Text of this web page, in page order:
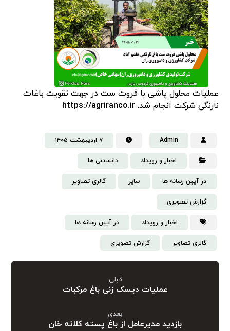
عملیات محلول پاشی با فروت ست در جهت تقویت باغات
نارنگی شرکت انجام شد.https://agriranco.ir
Admin ۷ اردیبهشت ۱۴۰۵
اخبار و رویداد دانستنی‌ ها
در آیین رسانه ها سایر گالری تصاویر
گزارش تصویری
اخبار و رویداد در آیین رسانه ها
گالری تصاویر گزارش تصویری
قبلی
عملیات دیسک زنی باغ مرکبات
بعدی
بازدید مدیرعامل از باغ پسته کلاته خان